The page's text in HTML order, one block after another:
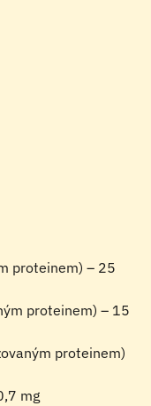
proteinem) – 25
proteinem) – 15
proteinem)
mg